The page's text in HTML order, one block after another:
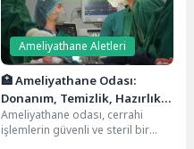
Ameliyathane Aletleri
🏥 Ameliyathane Odası:
Donanım, Temizlik, Hazırlık
ve Daha Fazlası
Ameliyathane odası, cerrahi
işlemlerin güvenli ve steril bir